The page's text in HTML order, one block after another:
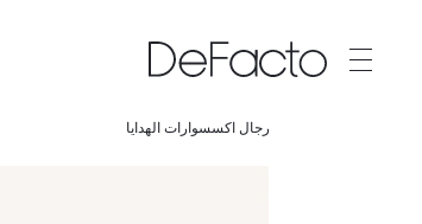
رجال اكسسوارات الهدايا